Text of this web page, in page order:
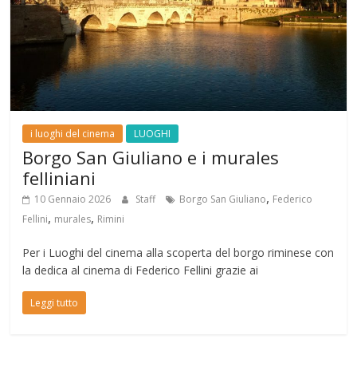
i luoghi del cinema LUOGHI
Borgo San Giuliano e i murales
felliniani
10 Gennaio 2026 Staff Borgo San Giuliano, Federico
Fellini, murales, Rimini
Per i Luoghi del cinema alla scoperta del borgo riminese con
la dedica al cinema di Federico Fellini grazie ai
Leggi tutto